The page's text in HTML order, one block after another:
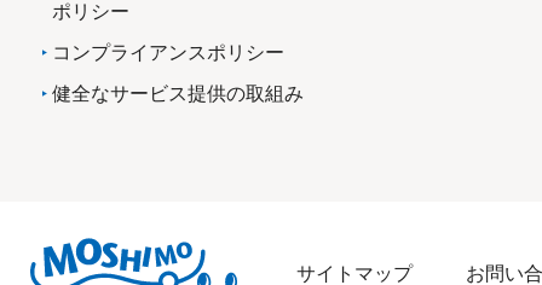
ポリシー
コンプライアンスポリシー
健全なサービス提供の取組み
サイトマップ お問い